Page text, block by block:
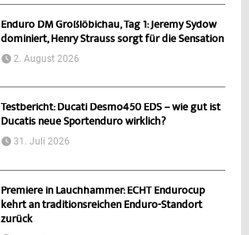
Enduro DM Großlöbichau, Tag 1: Jeremy Sydow
dominiert, Henry Strauss sorgt für die Sensation
2. August 2026
Testbericht: Ducati Desmo450 EDS – wie gut ist
Ducatis neue Sportenduro wirklich?
31. Juli 2026
Premiere in Lauchhammer: ECHT Endurocup
kehrt an traditionsreichen Enduro-Standort
zurück